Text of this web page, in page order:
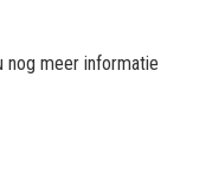
nog meer informatie